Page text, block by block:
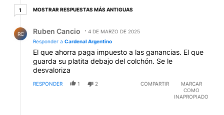
11 respuesta más antiguas
MOSTRAR RESPUESTAS MÁS ANTIGUAS
RC Ruben Cancio
4 DE MARZO DE 2025
Responder a Cardenal Argentino
El que ahorra paga impuesto a las ganancias. El que
guarda su platita debajo del colchón. Se le
desvaloriza
RESPONDER 1 2 COMPARTIR
MARCAR
COMO
INAPROPIADO